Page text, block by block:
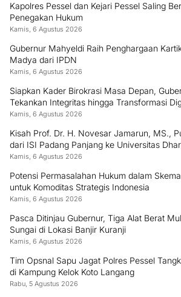
Kapolres Pessel dan Kejari Pessel Saling
Penegakan Hukum
Kamis, 6 Agustus 2026
Gubernur Mahyeldi Raih Penghargaan
Madya dari IPDN
Kamis, 6 Agustus 2026
Siapkan Kader Birokrasi Masa Depan,
Tekankan Integritas hingga Transformasi
IPDN Asal Sumbar
Kamis, 6 Agustus 2026
Kisah Prof. Dr. H. Novesar Jamarun, MS.,
dari ISI Padang Panjang ke Universitas
Kamis, 6 Agustus 2026
Potensi Permasalahan Hukum dalam
untuk Komoditas Strategis Indonesia
Kamis, 6 Agustus 2026
Pasca Ditinjau Gubernur, Tiga Alat Berat
Sungai di Lokasi Banjir Kuranji
Kamis, 6 Agustus 2026
Tim Opsnal Sapu Jagat Polres Pessel
di Kampung Kelok Koto Langang
Rabu, 5 Agustus 2026